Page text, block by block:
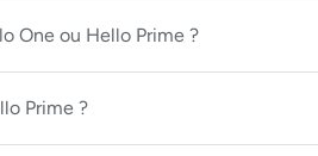
One ou Hello Prime ?
Prime ?